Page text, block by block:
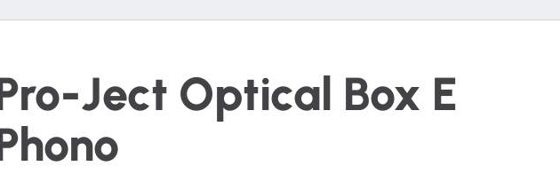
Ject Optical Box E